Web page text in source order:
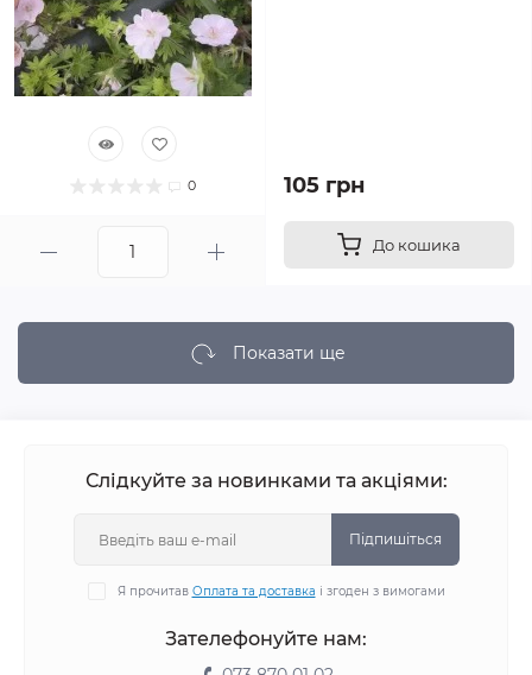
0 105 грн
До кошика
Показати ще
Слідкуйте за новинками та акціями:
Підпишіться
Я прочитав Оплата та доставка і згоден з вимогами
Зателефонуйте нам: